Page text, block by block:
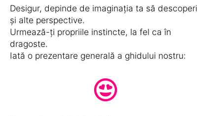
Desigur, depinde de imaginația ta să descoperi
și alte perspective.
Urmează-ți propriile instincte, la fel ca în
dragoste.
Iată o prezentare generală a ghidului nostru: